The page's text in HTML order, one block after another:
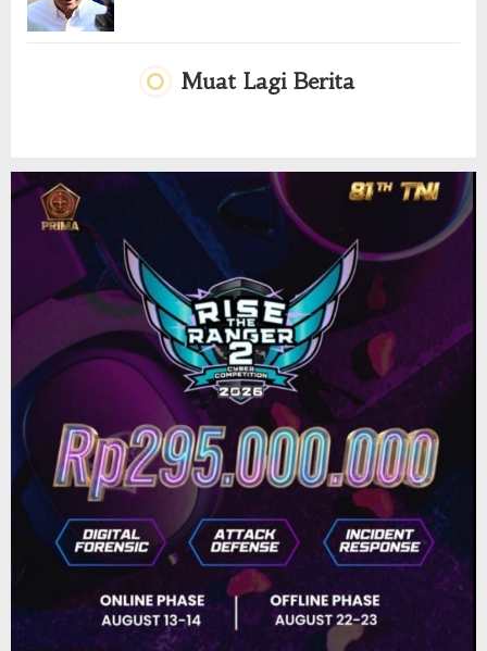
Muat Lagi Berita